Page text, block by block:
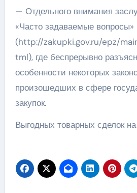
— Отдельного внимания
«Часто задаваемые вопросы»
(http://zakupki.gov.ru/epz/
tml), где беспрерывно
особенности некоторых
произошедших в сфере
закупок.
Выгодных товарных сделок на